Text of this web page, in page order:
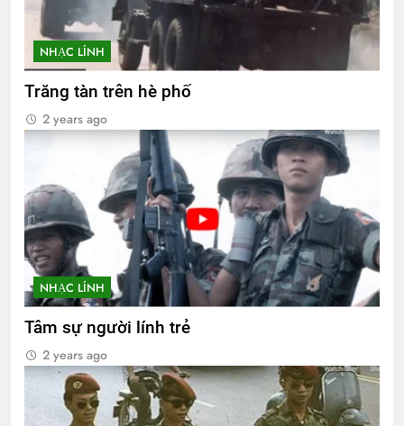
NHẠC LÍNH
Trăng tàn trên hè phố
2 years ago
NHẠC LÍNH
Tâm sự người lính trẻ
2 years ago